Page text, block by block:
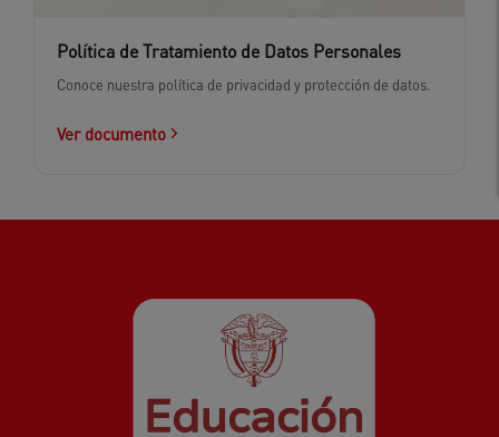
Política de Tratamiento de Datos Personales
Conoce nuestra política de privacidad y protección de datos.
Ver documento